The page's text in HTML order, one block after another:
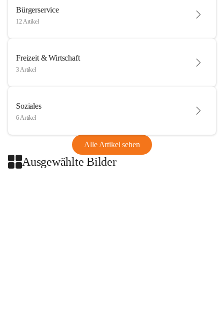
Bürgerservice
12 Artikel
Freizeit & Wirtschaft
3 Artikel
Soziales
6 Artikel
Alle Artikel sehen
Ausgewählte Bilder